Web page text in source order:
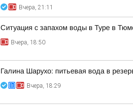
Вчера, 21:11
Ситуация с запахом воды в Туре в
Вчера, 18:50
Галина Шарухо: питьевая вода в
Вчера, 18:29